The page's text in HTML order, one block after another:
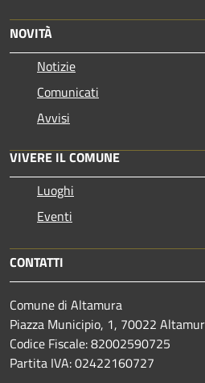
NOVITÀ
Notizie
Comunicati
Avvisi
VIVERE IL COMUNE
Luoghi
Eventi
CONTATTI
Comune di Altamura
Piazza Municipio, 1, 70022
Codice Fiscale: 82002590725
Partita IVA: 02422160727